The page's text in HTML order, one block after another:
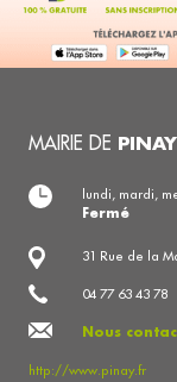
MAIRIE DE PINAY
31 Rue de la
04 77 63 43 78
Nous
http://www.pinay.fr
lundi, mardi,
Fermé